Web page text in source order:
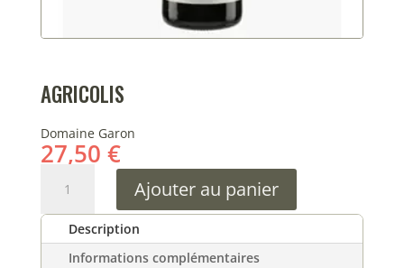
AGRICOLIS
Domaine Garon
27,50 €
Agricolis
Ajouter au panier
Description
Informations complémentaires